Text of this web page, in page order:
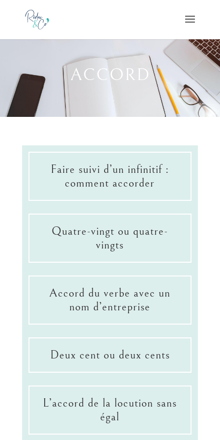
ACCORD
Faire suivi d’un infinitif :
comment accorder
Quatre-vingt ou quatre-
vingts
Accord du verbe avec un
nom d’entreprise
Deux cent ou deux cents
L’accord de la locution sans
égal